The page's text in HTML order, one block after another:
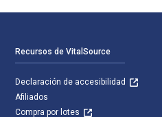
Recursos de VitalSource
Declaración de accesibilidad
Afiliados
Compra por lotes